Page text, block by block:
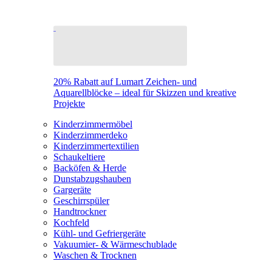
20% Rabatt auf Lumart Zeichen- und
Aquarellblöcke – ideal für Skizzen und kreative
Projekte
Kinderzimmermöbel
Kinderzimmerdeko
Kinderzimmertextilien
Schaukeltiere
Backöfen & Herde
Dunstabzugshauben
Gargeräte
Geschirrspüler
Handtrockner
Kochfeld
Kühl- und Gefriergeräte
Vakuumier- & Wärmeschublade
Waschen & Trocknen